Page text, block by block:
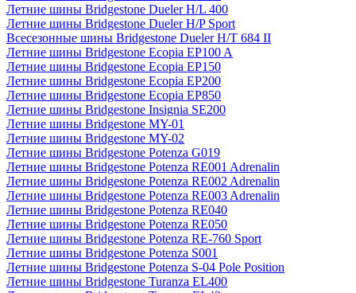
Летние шины Bridgestone Dueler H/L 400
Летние шины Bridgestone Dueler H/P Sport
Всесезонные шины Bridgestone Dueler H/T 684 II
Летние шины Bridgestone Ecopia EP100 A
Летние шины Bridgestone Ecopia EP150
Летние шины Bridgestone Ecopia EP200
Летние шины Bridgestone Ecopia EP850
Летние шины Bridgestone Insignia SE200
Летние шины Bridgestone MY-01
Летние шины Bridgestone MY-02
Летние шины Bridgestone Potenza G019
Летние шины Bridgestone Potenza RE001 Adrenalin
Летние шины Bridgestone Potenza RE002 Adrenalin
Летние шины Bridgestone Potenza RE003 Adrenalin
Летние шины Bridgestone Potenza RE040
Летние шины Bridgestone Potenza RE050
Летние шины Bridgestone Potenza RE-760 Sport
Летние шины Bridgestone Potenza S001
Летние шины Bridgestone Potenza S-04 Pole Position
Летние шины Bridgestone Turanza EL400